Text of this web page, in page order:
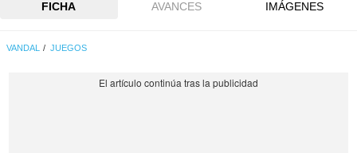
FICHA AVANCES IMÁGENES
VANDAL JUEGOS